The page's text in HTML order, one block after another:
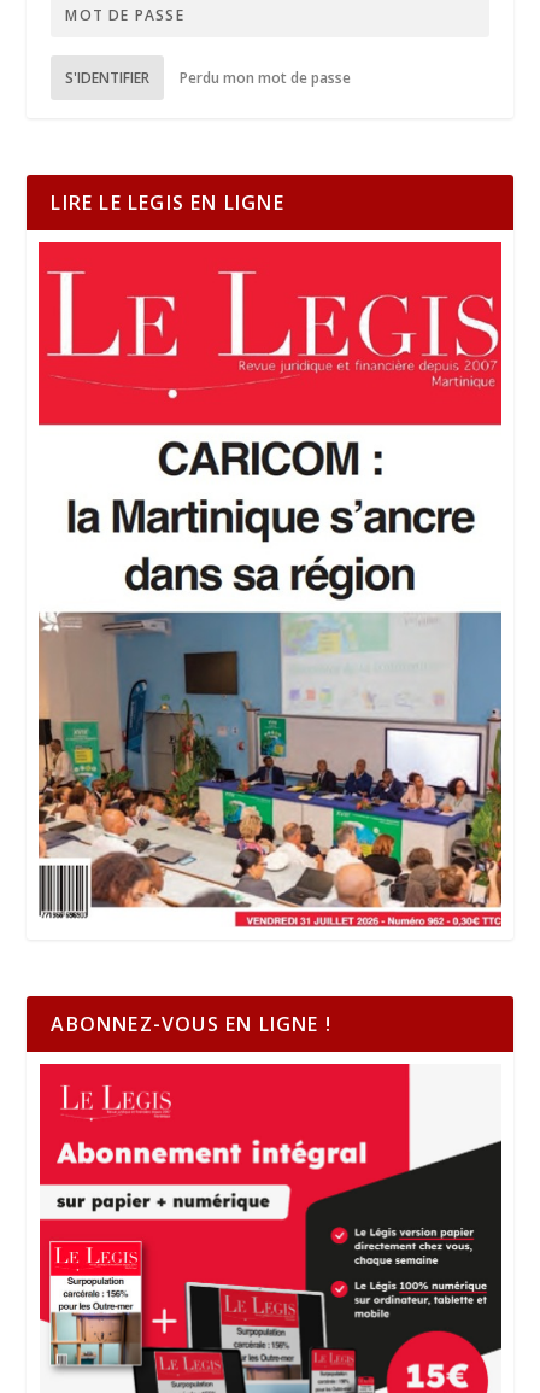
S'IDENTIFIER Perdu mon mot de passe
LIRE LE LEGIS EN LIGNE
ABONNEZ-VOUS EN LIGNE !